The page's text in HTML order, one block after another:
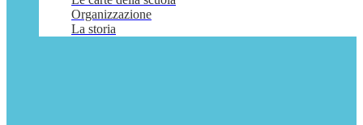
Organizzazione
La storia